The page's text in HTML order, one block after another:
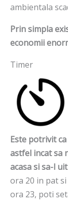
ambientala
Prin simpla
economii
Timer
Este potrivit
astfel incat sa
acasa si sa-l
ora 20 in pat
ora 23, poti